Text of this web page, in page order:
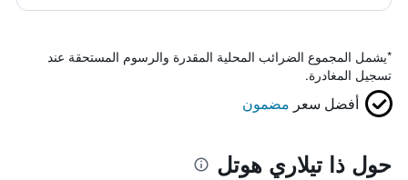
*يشمل المجموع الضرائب المحلية المقدرة والرسوم المستحقة عند
تسجيل المغادرة.
أفضل سعر مضمون
حول ذا تيلاري هوتل